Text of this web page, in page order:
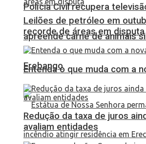
Polícia Civil recupera
apreende carne de animais
Erebango
Leilões de petróleo em
recorde de áreas em disputa
Entenda o que muda com a
Redução da taxa de juros
avaliam entidades